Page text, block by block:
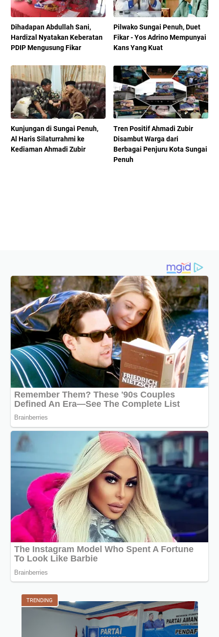
Dihadapan Abdullah Sani,
Hardizal Nyatakan Keberatan
PDIP Mengusung Fikar
Pilwako Sungai Penuh, Duet
Fikar - Yos Adrino Mempunyai
Kans Yang Kuat
Kunjungan di Sungai Penuh,
Al Haris Silaturrahmi ke
Kediaman Ahmadi Zubir
Tren Positif Ahmadi Zubir
Disambut Warga dari
Berbagai Penjuru Kota Sungai
Penuh
TRENDING